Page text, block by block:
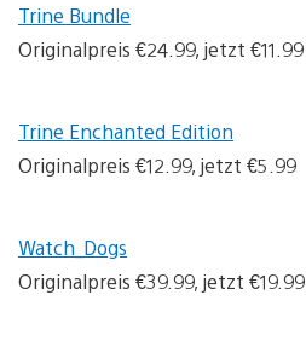
Trine Bundle
Originalpreis €24.99, jetzt €11.99
Trine Enchanted Edition
Originalpreis €12.99, jetzt €5.99
Watch_Dogs
Originalpreis €39.99, jetzt €19.99